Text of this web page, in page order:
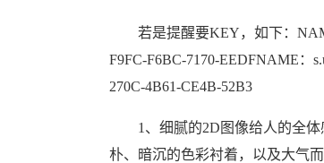
若是提醒要KEY，如下：NAME
F9FC-F6BC-7170-EEDFNAME：
270C-4B61-CE4B-52B3
1、细腻的2D图像给人的全体
朴、暗沉的色彩衬着，以及大气